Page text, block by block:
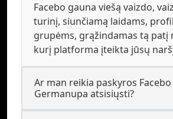
Facebo gauna viešą vaizdo,
turinį, siunčiamą laidams,
grupėms, grąžindamas tą patį
kurį platforma įteikta jūsų
Ar man reikia paskyros
Germanupa atsisiųsti?